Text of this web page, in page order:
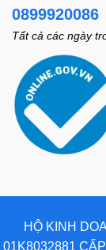
0899920086
Tất cả các ngày
HỘ KINH
01K8032881